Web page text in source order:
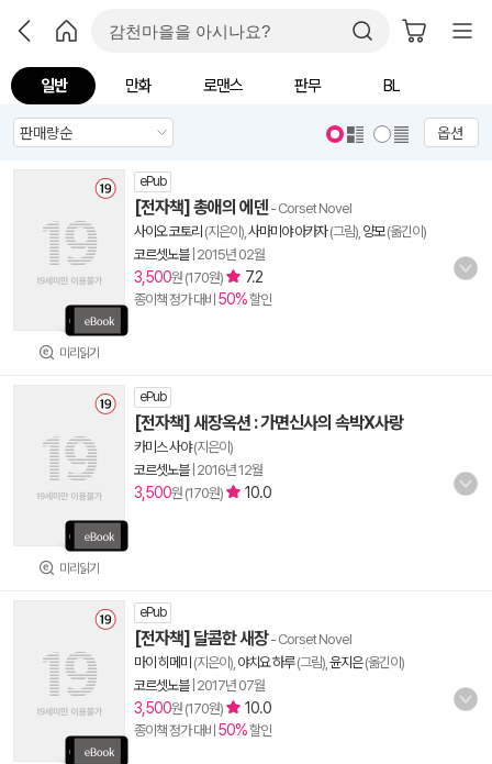
일반 만화 로맨스 판무 BL
옵션
미리읽기
ePub
[전자책] 총애의 에덴 - Corset Novel
사이오 코토리 (지은이), 사마미야 아카자(그림), 양모(옮긴이)
코르셋노블| 2015년 02월
3,500원 (170원) 7.2
종이책 정가 대비 50%할인
미리읽기
ePub
[전자책] 새장옥션 : 가면신사의 속박X사랑
카미스 사야(지은이)
코르셋노블| 2016년 12월
3,500원 (170원) 10.0
ePub
[전자책] 달콤한 새장- Corset Novel
마이 히메미 (지은이), 야치요 하루(그림), 윤지은(옮긴이)
코르셋노블| 2017년 07월
3,500원 (170원) 10.0
종이책 정가 대비 50%할인